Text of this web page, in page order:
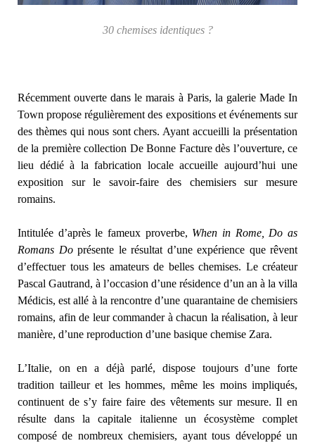
30 chemises identiques ?
Récemment ouverte dans le marais à Paris, la galerie Made In
Town propose régulièrement des expositions et événements sur
des thèmes qui nous sont chers. Ayant accueilli la présentation
de la première collection De Bonne Facture dès l’ouverture, ce
lieu dédié à la fabrication locale accueille aujourd’hui une
exposition sur le savoir-faire des chemisiers sur mesure
romains.
Intitulée d’après le fameux proverbe, When in Rome, Do as
Romans Doprésente le résultat d’une expérience que rêvent
d’effectuer tous les amateurs de belles chemises. Le créateur
Pascal Gautrand, à l’occasion d’une résidence d’un an à la villa
Médicis, est allé à la rencontre d’une quarantaine de chemisiers
romains, afin de leur commander à chacun la réalisation, à leur
manière, d’une reproduction d’une basique chemise Zara.
L’Italie, on en a déjà parlé, dispose toujours d’une forte
tradition tailleur et les hommes, même les moins impliqués,
continuent de s’y faire faire des vêtements sur mesure. Il en
résulte dans la capitale italienne un écosystème complet
composé de nombreux chemisiers, ayant tous développé un